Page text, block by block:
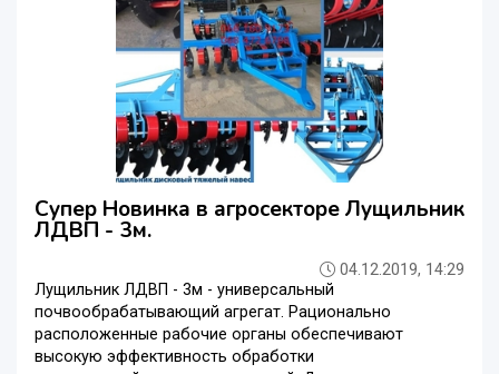
Супер Новинка в агросекторе Лущильник
ЛДВП - 3м.
04.12.2019, 14:29
Лущильник ЛДВП - 3м - универсальный
почвообрабатывающий агрегат. Рационально
расположенные рабочие органы обеспечивают
высокую эффективность обработки